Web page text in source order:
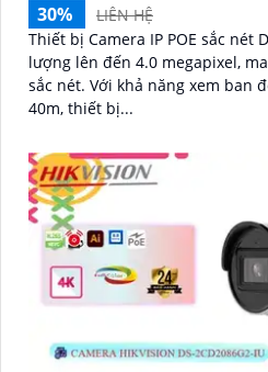
30%
LIÊN HỆ
Thiết bị Camera IP POE sắc nét
lượng lên đến 4.0 megapixel,
sắc nét. Với khả năng xem ban đêm thông qua hồng ngoại
40m, thiết bị...